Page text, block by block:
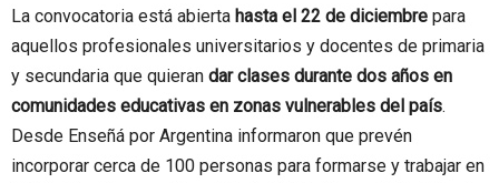
La convocatoria está abierta hasta el 22 de diciembre para
aquellos profesionales universitarios y docentes de primaria
y secundaria que quieran dar clases durante dos años en
comunidades educativas en zonas vulnerables del país.
Desde Enseñá por Argentina informaron que prevén
incorporar cerca de 100 personas para formarse y trabajar en